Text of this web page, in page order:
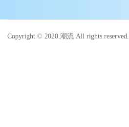
Copyright © 2020.潮流 All rights reserved.